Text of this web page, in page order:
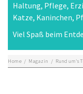
Haltung, Pflege,
Katze, Kaninchen,
Viel Spaß beim
Home / Magazin / Rund um's